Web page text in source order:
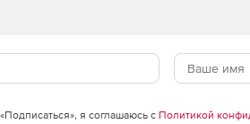
управляемых служб и их клиентам.
к ИТ-активам с единой консоли
я соглашаюсь с Политикой